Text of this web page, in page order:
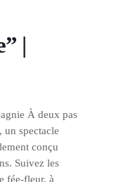
|
À deux pas
un spectacle
conçu
Suivez les
fée-fleur, à